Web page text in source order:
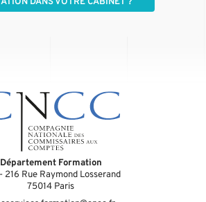
Département Formation
216 Rue Raymond Losserand
75014 Paris